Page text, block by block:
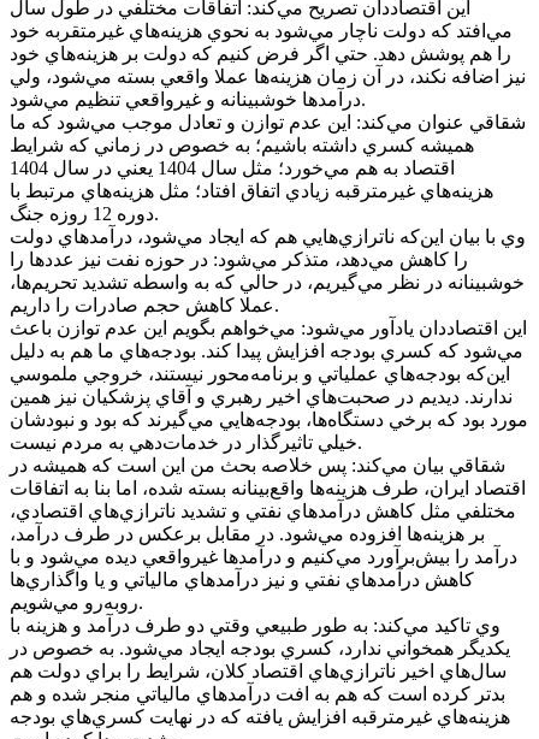
اين اقتصاددان تصريح مي‌کند: اتفاقات مختلفي در طول سال
مي‌افتد که دولت ناچار مي‌شود به نحوي هزينه‌هاي غيرمتقربه خود
را هم پوشش دهد. حتي اگر فرض کنيم که دولت بر هزينه‌هاي خود
نيز اضافه نکند، در آن زمان هزينه‌ها عملا واقعي بسته مي‌شود، ولي
درآمدها خوشبينانه و غيرواقعي تنظيم مي‌شود.
شقاقي عنوان مي‌کند: اين عدم توازن و تعادل موجب مي‌شود که ما
هميشه کسري داشته باشيم؛ به خصوص در زماني که شرايط
اقتصاد به هم مي‌خورد؛ مثل سال 1404 يعني در سال 1404
هزينه‌هاي غيرمترقبه زيادي اتفاق افتاد؛ مثل هزينه‌هاي مرتبط با
دوره 12 روزه جنگ.
وي با بيان اين‌که ناترازي‌هايي هم که ايجاد مي‌شود، درآمدهاي دولت
را کاهش مي‌دهد، متذکر مي‌شود: در حوزه نفت نيز عددها را
خوشبينانه در نظر مي‌گيريم، در حالي که به واسطه تشديد تحريم‌ها،
عملا کاهش حجم صادرات را داريم.
اين اقتصاددان يادآور مي‌شود: مي‌خواهم بگويم اين عدم توازن باعث
مي‌شود که کسري بودجه افزايش پيدا کند. بودجه‌هاي ما هم به دليل
اين‌که بودجه‌هاي عملياتي و برنامه‌محور نيستند، خروجي ملموسي
ندارند. ديديم در صحبت‌هاي اخير رهبري و آقاي پزشکيان نيز همين
مورد بود که برخي دستگاه‌ها، بودجه‌هايي مي‌گيرند که بود و نبودشان
خيلي تاثيرگذار در خدمات‌دهي به مردم نيست.
شقاقي بيان مي‌کند: پس خلاصه بحث من اين است که هميشه در
اقتصاد ايران، طرف هزينه‌ها واقع‌بينانه بسته شده، اما بنا به اتفاقات
مختلفي مثل کاهش درآمدهاي نفتي و تشديد ناترازي‌هاي اقتصادي،
بر هزينه‌ها افزوده مي‌شود. در مقابل برعکس در طرف درآمد،
درآمد را بيش‌برآورد مي‌کنيم و درآمدها غيرواقعي ديده مي‌شود و با
کاهش درآمدهاي نفتي و نيز درآمدهاي مالياتي و يا واگذاري‌ها
روبه‌رو مي‌شويم.
وي تاکيد مي‌کند: به طور طبيعي وقتي دو طرف درآمد و هزينه با
يکديگر همخواني ندارد، کسري بودجه ايجاد مي‌شود. به خصوص در
سال‌هاي اخير ناترازي‌هاي اقتصاد کلان، شرايط را براي دولت هم
بدتر کرده است که هم به افت درآمدهاي مالياتي منجر شده و هم
هزينه‌هاي غيرمترقبه افزايش يافته که در نهايت کسري‌هاي بودجه